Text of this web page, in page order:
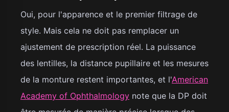
Oui, pour l'apparence et le premier filtrage de
style. Mais cela ne doit pas remplacer un
ajustement de prescription réel. La puissance
des lentilles, la distance pupillaire et les mesures
de la monture restent importantes, et l'American
Academy of Ophthalmology note que la DP doit